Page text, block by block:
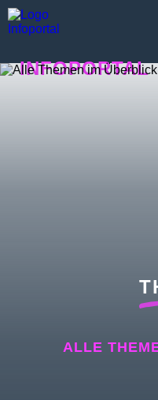
INFOPORTAL
ALLE